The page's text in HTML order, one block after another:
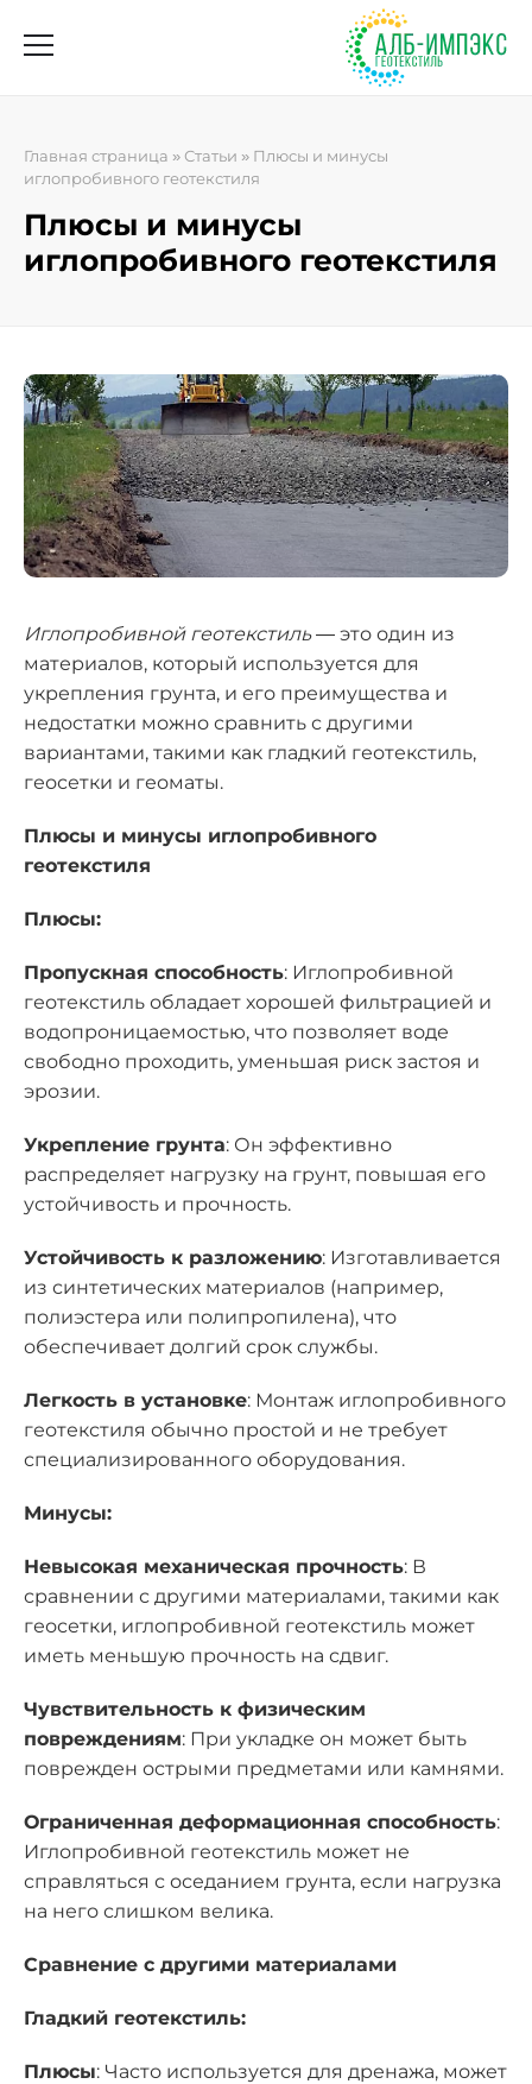
Главная страница » Статьи » Плюсы и минусы
иглопробивного геотекстиля
Плюсы и минусы
иглопробивного геотекстиля
Иглопробивной геотекстиль— это один из
материалов, который используется для
укрепления грунта, и его преимущества и
недостатки можно сравнить с другими
вариантами, такими как гладкий геотекстиль,
геосетки и геоматы.
Плюсы и минусы иглопробивного
геотекстиля
Плюсы:
Пропускная способность: Иглопробивной
геотекстиль обладает хорошей фильтрацией и
водопроницаемостью, что позволяет воде
свободно проходить, уменьшая риск застоя и
эрозии.
Укрепление грунта: Он эффективно
распределяет нагрузку на грунт, повышая его
устойчивость и прочность.
Устойчивость к разложению: Изготавливается
из синтетических материалов (например,
полиэстера или полипропилена), что
обеспечивает долгий срок службы.
Легкость в установке: Монтаж иглопробивного
геотекстиля обычно простой и не требует
специализированного оборудования.
Минусы:
Невысокая механическая прочность: В
сравнении с другими материалами, такими как
геосетки, иглопробивной геотекстиль может
иметь меньшую прочность на сдвиг.
Чувствительность к физическим
повреждениям: При укладке он может быть
поврежден острыми предметами или камнями.
Ограниченная деформационная способность:
Иглопробивной геотекстиль может не
справляться с оседанием грунта, если нагрузка
на него слишком велика.
Сравнение с другими материалами
Гладкий геотекстиль:
Плюсы: Часто используется для дренажа, может